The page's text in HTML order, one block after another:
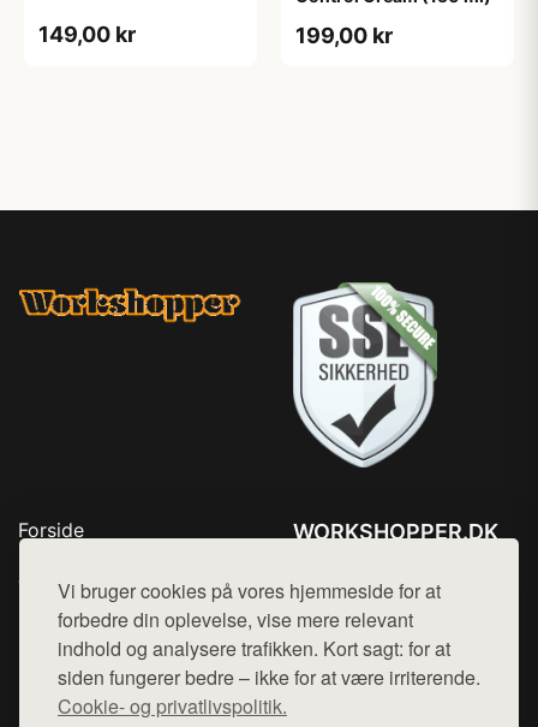
Vi bruger cookies på vores hjemmeside for at
forbedre din oplevelse, vise mere relevant
indhold og analysere trafikken. Kort sagt: for at
siden fungerer bedre – ikke for at være irriterende.
Cookie- og privatlivspolitik.
149,00 kr 199,00 kr
Forside
Top Rabatter
Kontakt
WORKSHOPPER.DK
Mail: hej@want.dk
Cookie- og privatlivspolitik